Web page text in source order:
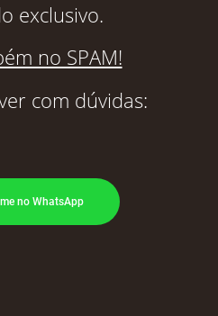
exclusivo.
no SPAM!
com dúvidas:
no WhatsApp